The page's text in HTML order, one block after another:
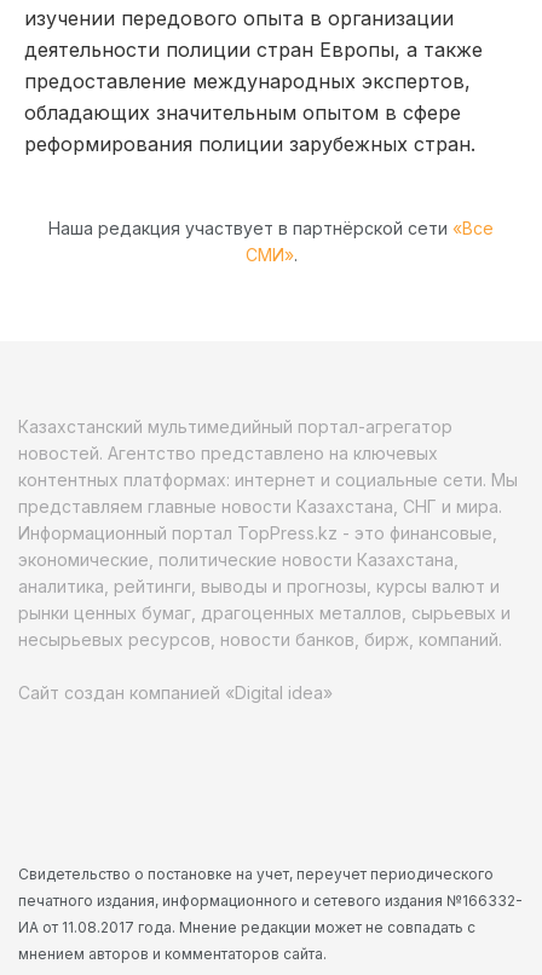
изучении передового опыта в организации
деятельности полиции стран Европы, а также
предоставление международных экспертов,
обладающих значительным опытом в сфере
реформирования полиции зарубежных стран.
Наша редакция участвует в партнёрской сети «Все
СМИ».
Казахстанский мультимедийный портал-агрегатор
новостей. Агентство представлено на ключевых
контентных платформах: интернет и социальные сети. Мы
представляем главные новости Казахстана, СНГ и мира.
Информационный портал TopPress.kz - это финансовые,
экономические, политические новости Казахстана,
аналитика, рейтинги, выводы и прогнозы, курсы валют и
рынки ценных бумаг, драгоценных металлов, сырьевых и
несырьевых ресурсов, новости банков, бирж, компаний.
Сайт создан компанией «Digital idea»
Свидетельство о постановке на учет, переучет периодического
печатного издания, информационного и сетевого издания №166332-
ИА от 11.08.2017 года. Мнение редакции может не совпадать с
мнением авторов и комментаторов сайта.